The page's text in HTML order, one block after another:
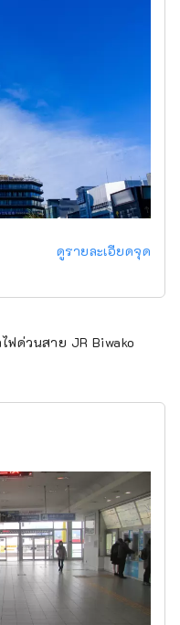
ดูรายละเอียดจุด
ฟด่วนสาย JR Biwako